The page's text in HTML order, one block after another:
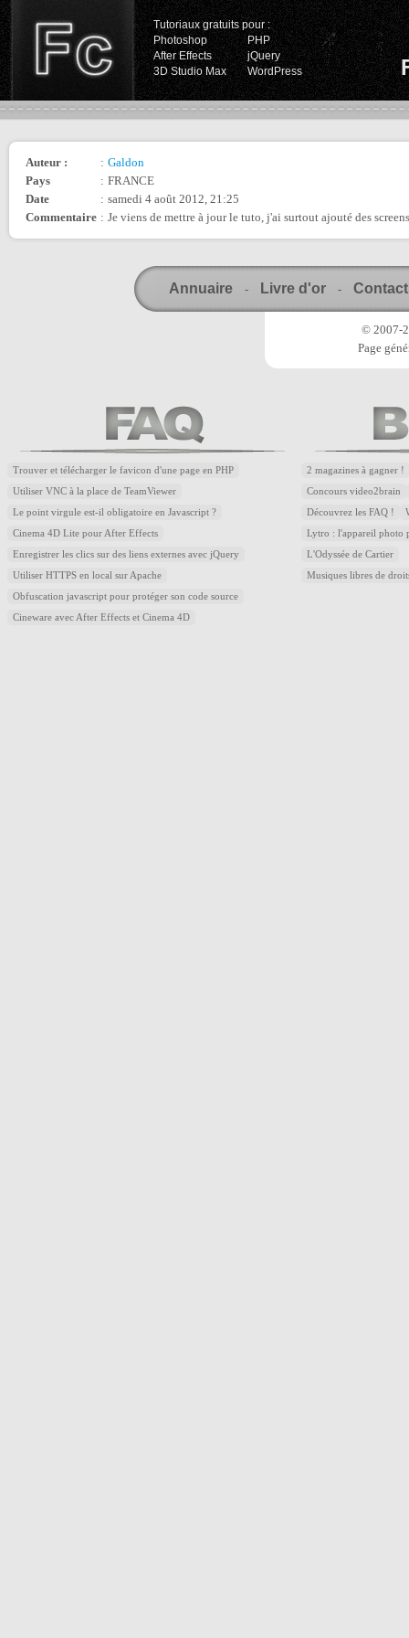
Tutoriaux gratuits pour :
Photoshop
PHP
After Effects
jQuery
3D Studio Max
WordPress
Auteur : : Galdon
Pays
: FRANCE
Date
: samedi 4 août 2012, 21:25
Commentaire : Je viens de mettre à jour le tuto, j'ai surtout ajouté des
Annuaire - Livre d'or - Contact
© 2007-
Page
Trouver et télécharger le favicon d'une page en PHP
Utiliser VNC à la place de TeamViewer
Le point virgule est-il obligatoire en Javascript ?
Cinema 4D Lite pour After Effects
Enregistrer les clics sur des liens externes avec jQuery
Utiliser HTTPS en local sur Apache
Obfuscation javascript pour protéger son code source
Cineware avec After Effects et Cinema 4D
2 magazines à gagner !
Concours video2brain
Découvrez les FAQ !
Lytro : l'appareil photo
L'Odyssée de Cartier
Musiques libres de